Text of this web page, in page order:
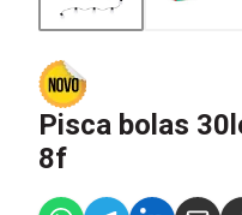
Pisca bolas
8f